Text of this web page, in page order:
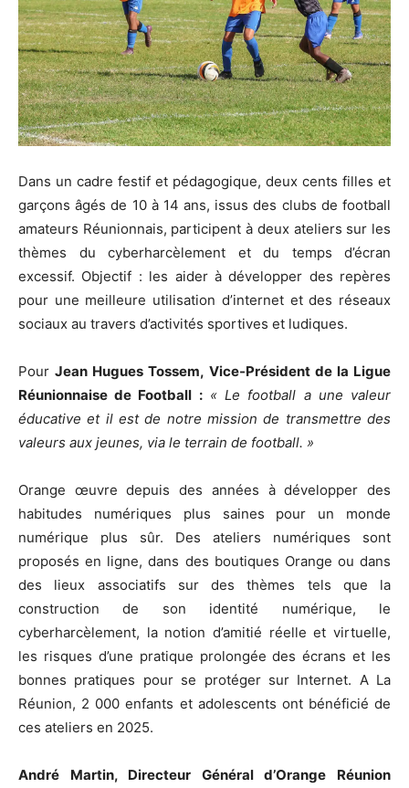
Dans un cadre festif et pédagogique, deux cents filles et
garçons âgés de 10 à 14 ans, issus des clubs de football
amateurs Réunionnais, participent à deux ateliers sur les
thèmes du cyberharcèlement et du temps d’écran
excessif. Objectif : les aider à développer des repères
pour une meilleure utilisation d’internet et des réseaux
sociaux au travers d’activités sportives et ludiques.
PourJean Hugues Tossem, Vice-Président de la Ligue
Réunionnaise de Football : « Le football a une valeur
éducative et il est de notre mission de transmettre des
valeurs aux jeunes, via le terrain de football. »
Orange œuvre depuis des années à développer des
habitudes numériques plus saines pour un monde
numérique plus sûr. Des ateliers numériques sont
proposés en ligne, dans des boutiques Orange ou dans
des lieux associatifs sur des thèmes tels que la
construction de son identité numérique, le
cyberharcèlement, la notion d’amitié réelle et virtuelle,
les risques d’une pratique prolongée des écrans et les
bonnes pratiques pour se protéger sur Internet. A La
Réunion, 2 000 enfants et adolescents ont bénéficié de
ces ateliers en 2025.
André Martin, Directeur Général d’Orange Réunion